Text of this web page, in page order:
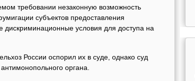
требовании незаконную возможность
субъектов предоставления
дискриминационные условия для доступа на
России оспорил их в суде, однако суд
органа.